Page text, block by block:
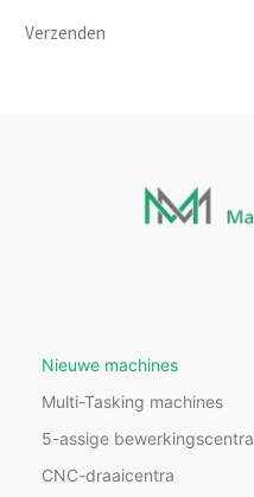
Verzenden
Nieuwe machines
Multi-Tasking machines
5-assige bewerkingscentra
CNC-draaicentra